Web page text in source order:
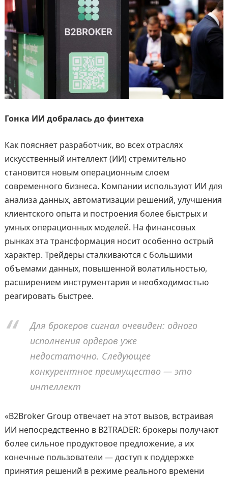
Гонка ИИ добралась до финтеха
Как поясняет разработчик, во всех отраслях
искусственный интеллект (ИИ) стремительно
становится новым операционным слоем
современного бизнеса. Компании используют ИИ для
анализа данных, автоматизации решений, улучшения
клиентского опыта и построения более быстрых и
умных операционных моделей. На финансовых
рынках эта трансформация носит особенно острый
характер. Трейдеры сталкиваются с большими
объемами данных, повышенной волатильностью,
расширением инструментария и необходимостью
реагировать быстрее.
Для брокеров сигнал очевиден: одного
исполнения ордеров уже
недостаточно. Следующее
конкурентное преимущество — это
интеллект
«B2Broker Group отвечает на этот вызов, встраивая
ИИ непосредственно в B2TRADER: брокеры получают
более сильное продуктовое предложение, а их
конечные пользователи — доступ к поддержке
принятия решений в режиме реального времени